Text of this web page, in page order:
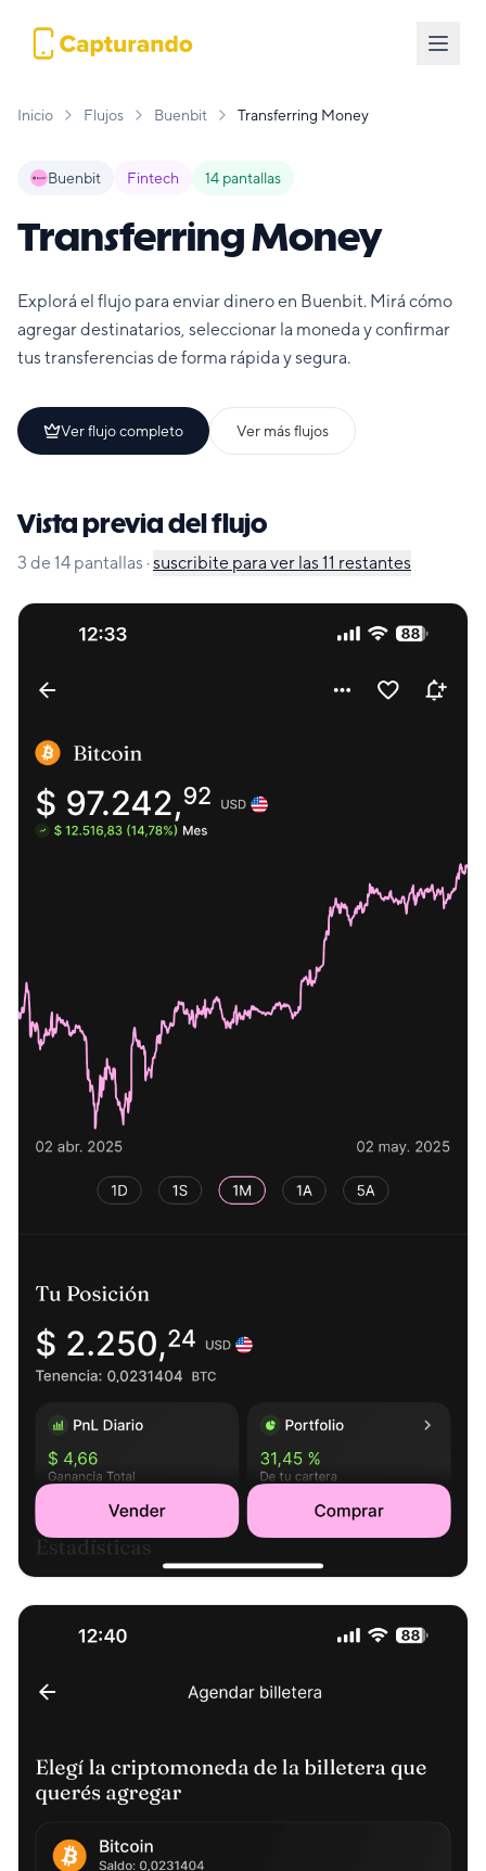
Inicio Flujos Buenbit Transferring Money
Buenbit Fintech 14 pantallas
Transferring Money
Explorá el flujo para enviar dinero en Buenbit. Mirá cómo
agregar destinatarios, seleccionar la moneda y confirmar
tus transferencias de forma rápida y segura.
Ver flujo completo Ver más flujos
Vista previa del flujo
3 de 14 pantallas ·suscribite para ver las 11 restantes